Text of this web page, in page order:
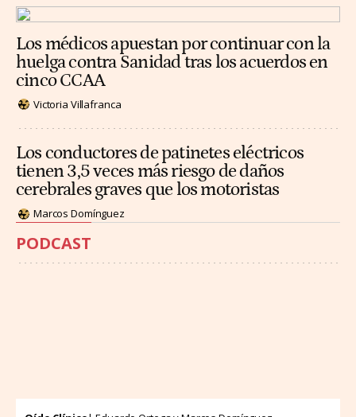
Los médicos apuestan por continuar con la
huelga contra Sanidad tras los acuerdos en
cinco CCAA
Victoria Villafranca
Los conductores de patinetes eléctricos
tienen 3,5 veces más riesgo de daños
cerebrales graves que los motoristas
Marcos Domínguez
PODCAST